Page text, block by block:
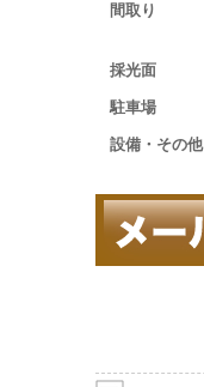
間取り
採光面
駐車場
設備・その他